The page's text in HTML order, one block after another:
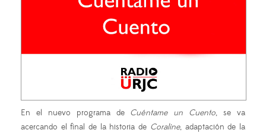
En el nuevo programa de Cuéntame un Cuento, se va
acercando el final de la historia de Coraline, adaptación de la